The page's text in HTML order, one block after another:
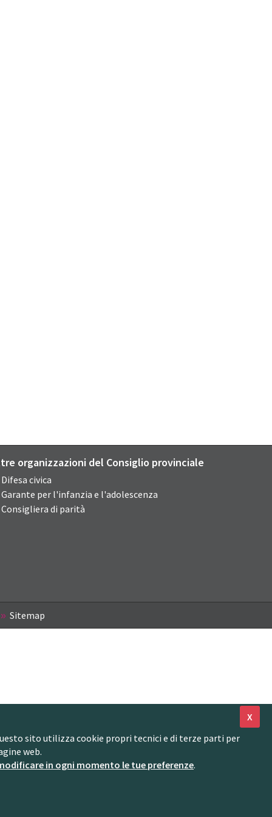
organizzazioni del Consiglio provinciale
Difesa civica
Garante per l'infanzia e l'adolescenza
Consigliera di parità
Sitemap
X
sito utilizza cookie propri tecnici e di terze parti per
web.
in ogni momento le tue preferenze.